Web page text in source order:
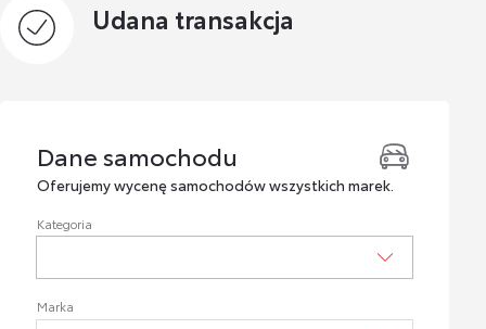
Udana transakcja
Dane samochodu
Dane samochodu
Oferujemy wycenę samochodów wszystkich marek.
Kategoria
Marka